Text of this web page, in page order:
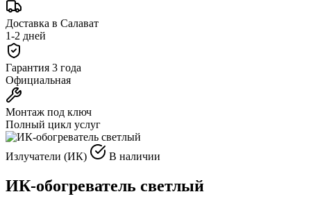
Доставка в Салават
1-2 дней
Гарантия 3 года
Официальная
Монтаж под ключ
Полный цикл услуг
Излучатели (ИК) В наличии
ИК-обогреватель светлый